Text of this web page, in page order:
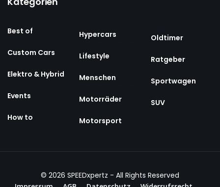
Best of
Custom Cars
Elektro & Hybrid
Events
How to
Hypercars
Lifestyle
Menschen
Motorräder
Motorsport
Oldtimer
Ratgeber
Sportwagen
SUV
© 2026 SPEEDxpertz - All Rights Reserved